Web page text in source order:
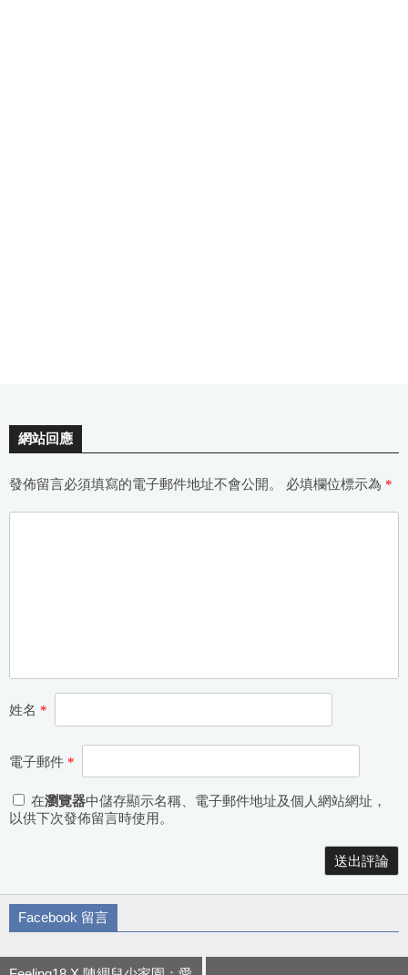
網站回應
發佈留言必須填寫的電子郵件地址不會公開。 必填欄位標示為 *
姓名 *
電子郵件 *
在瀏覽器中儲存顯示名稱、電子郵件地址及個人網站網址，
以供下次發佈留言時使用。
Facebook 留言